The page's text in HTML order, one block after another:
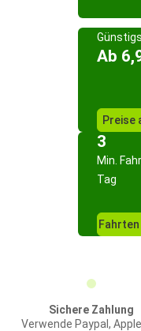
Ab
Preise
3
Min.
Tag
Sichere Zahlung
Verwende Paypal,